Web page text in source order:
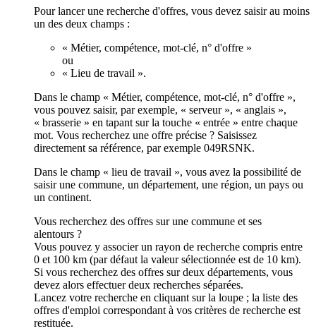
Pour lancer une recherche d'offres, vous devez saisir au moins
un des deux champs :
« Métier, compétence, mot-clé, n° d'offre »
ou
« Lieu de travail ».
Dans le champ « Métier, compétence, mot-clé, n° d'offre »,
vous pouvez saisir, par exemple, « serveur », « anglais »,
« brasserie » en tapant sur la touche « entrée » entre chaque
mot. Vous recherchez une offre précise ? Saisissez
directement sa référence, par exemple 049RSNK.
Dans le champ « lieu de travail », vous avez la possibilité de
saisir une commune, un département, une région, un pays ou
un continent.
Vous recherchez des offres sur une commune et ses
alentours ?
Vous pouvez y associer un rayon de recherche compris entre
0 et 100 km (par défaut la valeur sélectionnée est de 10 km).
Si vous recherchez des offres sur deux départements, vous
devez alors effectuer deux recherches séparées.
Lancez votre recherche en cliquant sur la loupe ; la liste des
offres d'emploi correspondant à vos critères de recherche est
restituée.